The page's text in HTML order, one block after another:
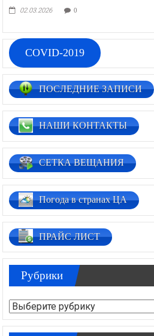
02.03.2026 0
COVID-2019
ПОСЛЕДНИЕ ЗАПИСИ
НАШИ КОНТАКТЫ
СЕТКА ВЕЩАНИЯ
Погода в странах ЦА
ПРАЙС ЛИСТ
Рубрики
Рубрики